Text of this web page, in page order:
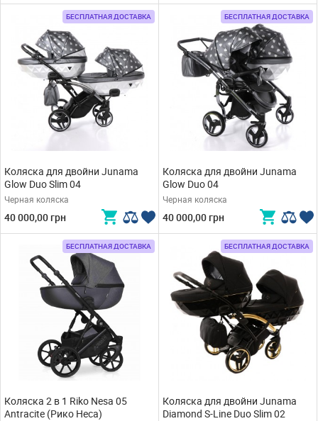
БЕСПЛАТНАЯ ДОСТАВКА
Коляска для двойни Junama
Glow Duo Slim 04
Черная коляска
40 000,00 грн
БЕСПЛАТНАЯ ДОСТАВКА
Коляска для двойни Junama
Glow Duo 04
Черная коляска
40 000,00 грн
БЕСПЛАТНАЯ ДОСТАВКА
Коляска 2 в 1 Riko Nesa 05
Antracite (Рико Неса)
БЕСПЛАТНАЯ ДОСТАВКА
Коляска для двойни Junama
Diamond S-Line Duo Slim 02